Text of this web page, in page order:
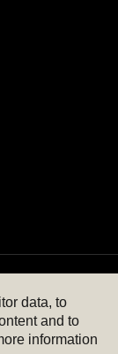
data, to
and to
information